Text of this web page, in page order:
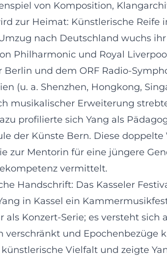
von Komposition,
zur Heimat: Künstlerische
nach Deutschland wuchs
Philharmonic und Royal
Berlin und dem ORF Radio-
(u. a. Shenzhen, Hongkong,
musikalischer Erweiterung
profilierte sich Yang als
der Künste Bern. Diese
zur Mentorin für eine jüngere
vermittelt.
Handschrift: Das Kasseler
in Kassel ein
als Konzert-Serie; es versteht
verschränkt und Epochenbezüge
Vielfalt und zeigte